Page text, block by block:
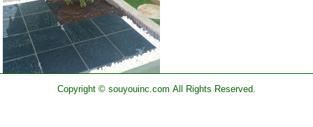
Copyright © souyouinc.com All Rights Reserved.